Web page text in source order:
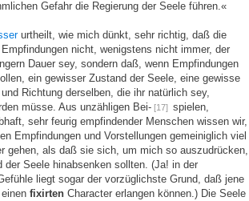
Gefahr die Regierung der Seele führen.«
urtheilt, wie mich dünkt, sehr richtig, daß die
nicht, wenigstens nicht immer, der
Dauer sey, sondern daß, wenn Empfindungen
ein gewisser Zustand der Seele, eine gewisse
Richtung derselben, die ihr natürlich sey,
müsse. Aus unzähligen Bei- [17] spielen,
sehr feurig empfindender Menschen wissen wir,
Empfindungen und Vorstellungen gemeiniglich viel
gehen, als daß sie sich, um mich so auszudrücken,
der Seele hinabsenken sollten. (Ja! in der
liegt sogar der vorzüglichste Grund, daß jene
fixirten Character erlangen können.) Die Seele